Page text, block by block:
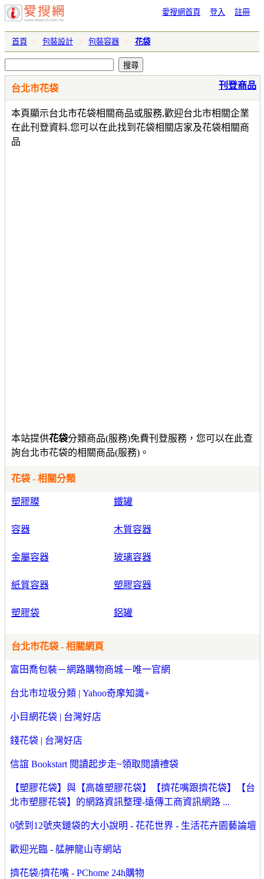
愛搜網首頁 登入 註冊
首頁 包裝設計 包裝容器 花袋
台北市花袋
本頁顯示台北市花袋相關商品或服務,歡迎台北市相關企業
在此刊登資料.您可以在此找到花袋相關店家及花袋相關商
品
刊登商品
本站提供花袋分類商品(服務)免費刊登服務，您可以在此查
詢台北市花袋的相關商品(服務)。
花袋 - 相關分類
塑膠膜 鐵罐
容器 木質容器
金屬容器 玻璃容器
紙質容器 塑膠容器
塑膠袋 鋁罐
台北市花袋 - 相關網頁
富田喬包裝－網路購物商城－唯一官網
台北市垃圾分類 | Yahoo奇摩知識+
小目網花袋 | 台灣好店
錢花袋 | 台灣好店
信誼 Bookstart 閱讀起步走~領取閱讀禮袋
【塑膠花袋】與【高雄塑膠花袋】【擠花嘴跟擠花袋】【台
北市塑膠花袋】的網路資訊整理-遠傳工商資訊網路 ...
0號到12號夾鏈袋的大小說明 - 花花世界 - 生活花卉園藝論壇
歡迎光臨 - 艋舺龍山寺網站
擠花袋/擠花嘴 - PChome 24h購物